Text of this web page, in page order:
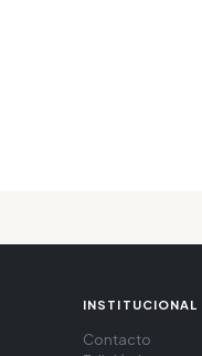
INSTITUCIONAL
Contacto